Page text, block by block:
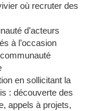
où recruter des
d’acteurs
à l’occasion
en sollicitant la
: découverte des
appels à projets,